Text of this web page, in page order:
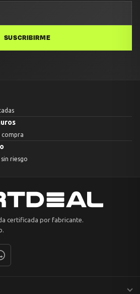
SUSCRIBIRME
compra
riesgo
certificada por fabricante.